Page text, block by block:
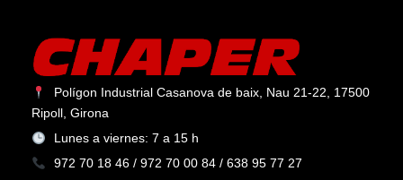
Polígon Industrial Casanova de baix, Nau 21-22, 17500
Ripoll, Girona
Lunes a viernes: 7 a 15 h
972 70 18 46 / 972 70 00 84 / 638 95 77 27